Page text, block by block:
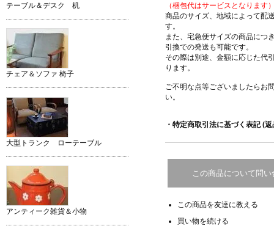
（梱包代はサービスとなります
商品のサイズ、地域によって配
す。
また、宅急便サイズの商品につ
引換での発送も可能です。
その際は別途、金額に応じた代
ります。
ご不明な点等ございましたらお
い。
・特定商取引法に基づく表記 (
この商品について問
この商品を友達に教える
買い物を続ける
テーブル＆デスク 机
チェア＆ソファ 椅子
大型トランク ローテーブル
アンティーク雑貨＆小物